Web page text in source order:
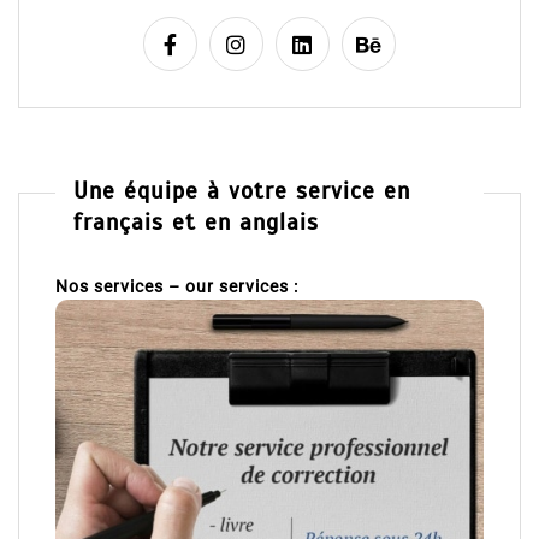
Une équipe à votre service en
français et en anglais
Nos services – our services :